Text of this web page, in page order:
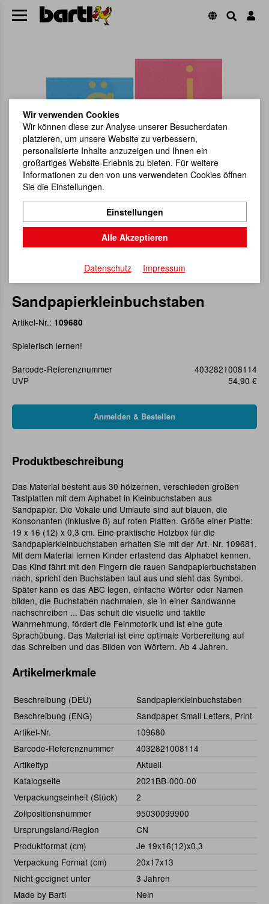
Sandpapierkleinbuchstaben
Artikel-Nr.: 109680
Spielerisch lernen!
Barcode-Referenznummer
4032821008114
UVP
54,90 €
Produktbeschreibung
Das Material besteht aus 30 hölzernen, verschieden großen
Tastplatten mit dem Alphabet in Kleinbuchstaben aus
Sandpapier. Die Vokale und Umlaute sind auf blauen, die
Konsonanten (inklusive ß) auf roten Platten. Größe einer Platte:
19 x 16 (12) x 0,3 cm. Eine praktische Holzbox für die
Sandpapierkleinbuchstaben erhalten Sie mit der Art.-Nr. 109681.
Mit dem Material lernen Kinder ertastend das Alphabet kennen.
Das Kind fährt mit den Fingern die rauen Sandpapierbuchstaben
nach, spricht den Buchstaben laut aus und sieht das Symbol.
Später kann es das ABC legen, einfache Wörter oder Namen
bilden, die Buchstaben nachmalen, sie in einer Sandwanne
nachschreiben ... Das schult die visuelle und taktile
Wahrnehmung, fördert die Feinmotorik und ist eine gute
Sprachübung. Das Material ist eine optimale Vorbereitung auf
das Schreiben und das Bilden von Wörtern. Ab 4 Jahren.
Artikelmerkmale
Beschreibung (DEU)
Sandpapierkleinbuchstaben
Beschreibung (ENG)
Sandpaper Small Letters, Print
Artikel-Nr.
109680
Barcode-Referenznummer
4032821008114
Artikeltyp
Aktuell
Katalogseite
2021BB-000-00
Verpackungseinheit (Stück)
2
Zollpositionsnummer
95030099900
Ursprungsland/Region
CN
Produktformat (cm)
Je 19x16(12)x0,3
Verpackung Format (cm)
20x17x13
Nicht geeignet unter
3 Jahren
Made by Bartl
Nein
Wir verwenden Cookies
Wir können diese zur Analyse unserer Besucherdaten
platzieren, um unsere Website zu verbessern,
personalisierte Inhalte anzuzeigen und Ihnen ein
großartiges Website-Erlebnis zu bieten. Für weitere
Informationen zu den von uns verwendeten Cookies öffnen
Sie die Einstellungen.
Einstellungen
Alle Akzeptieren
Datenschutz Impressum